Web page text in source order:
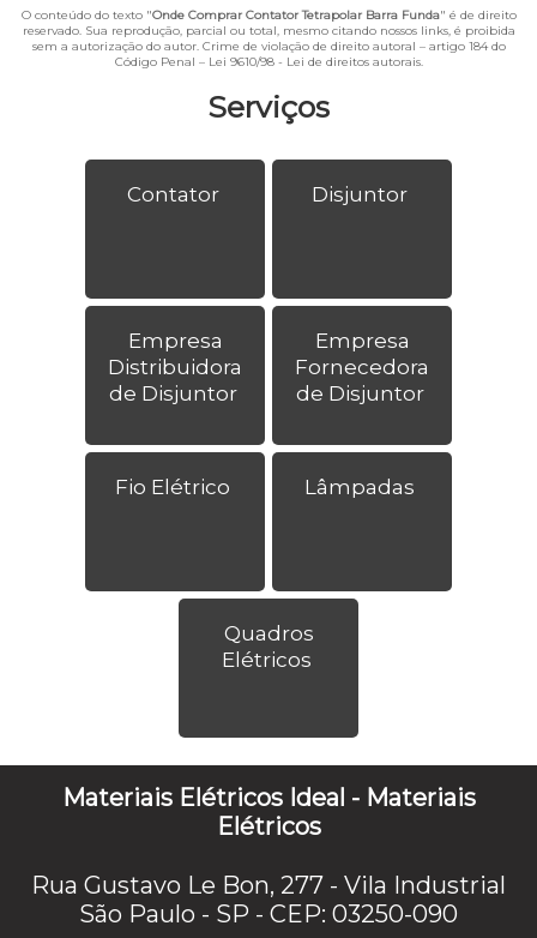
Serviços
Contator Disjuntor
Empresa
Distribuidora
de Disjuntor
Empresa
Fornecedora
de Disjuntor
Fio Elétrico Lâmpadas
Quadros
Elétricos
O conteúdo do texto "Onde Comprar Contator Tetrapolar Barra Funda" é de direito
reservado. Sua reprodução, parcial ou total, mesmo citando nossos links, é proibida
sem a autorização do autor. Crime de violação de direito autoral – artigo 184 do
Código Penal – Lei 9610/98 - Lei de direitos autorais.
Materiais Elétricos Ideal - Materiais
Elétricos
Rua Gustavo Le Bon, 277 - Vila Industrial
São Paulo - SP - CEP: 03250-090